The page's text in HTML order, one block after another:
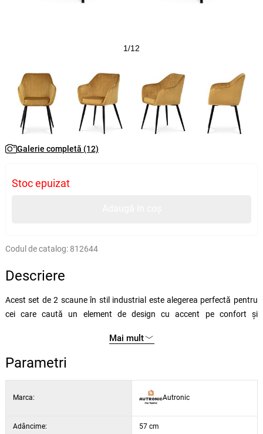
1/12
Galerie completă (12)
Stoc epuizat
Codul de catalog: 812644
Descriere
Acest set de 2 scaune în stil industrial este alegerea perfectă pentru
cei care caută un element de design cu accent pe confort și
calitate face din acest model Autronic un accesoriu excepțional
pentru sufragerii, camere de zi și săli de ședințe reprezentative.
Scaunul și spătarul robust sunt construite pe o structură metalică
în nuanță galbenă mată conferă un aspect elegant și atemporal.
înălțime de 8 cm asigură confort maxim chiar și la ședere îndelungată.
Mai mult
Parametri
Marca: Autronic
Adâncime: 57 cm